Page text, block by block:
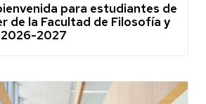
para estudiantes de
de la Facultad de Filosofía y
2027